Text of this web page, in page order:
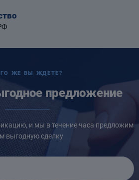
ЖЕ ВЫ ЖДЕТЕ?
предложение
и мы в течение часа предложим
выгодную сделку